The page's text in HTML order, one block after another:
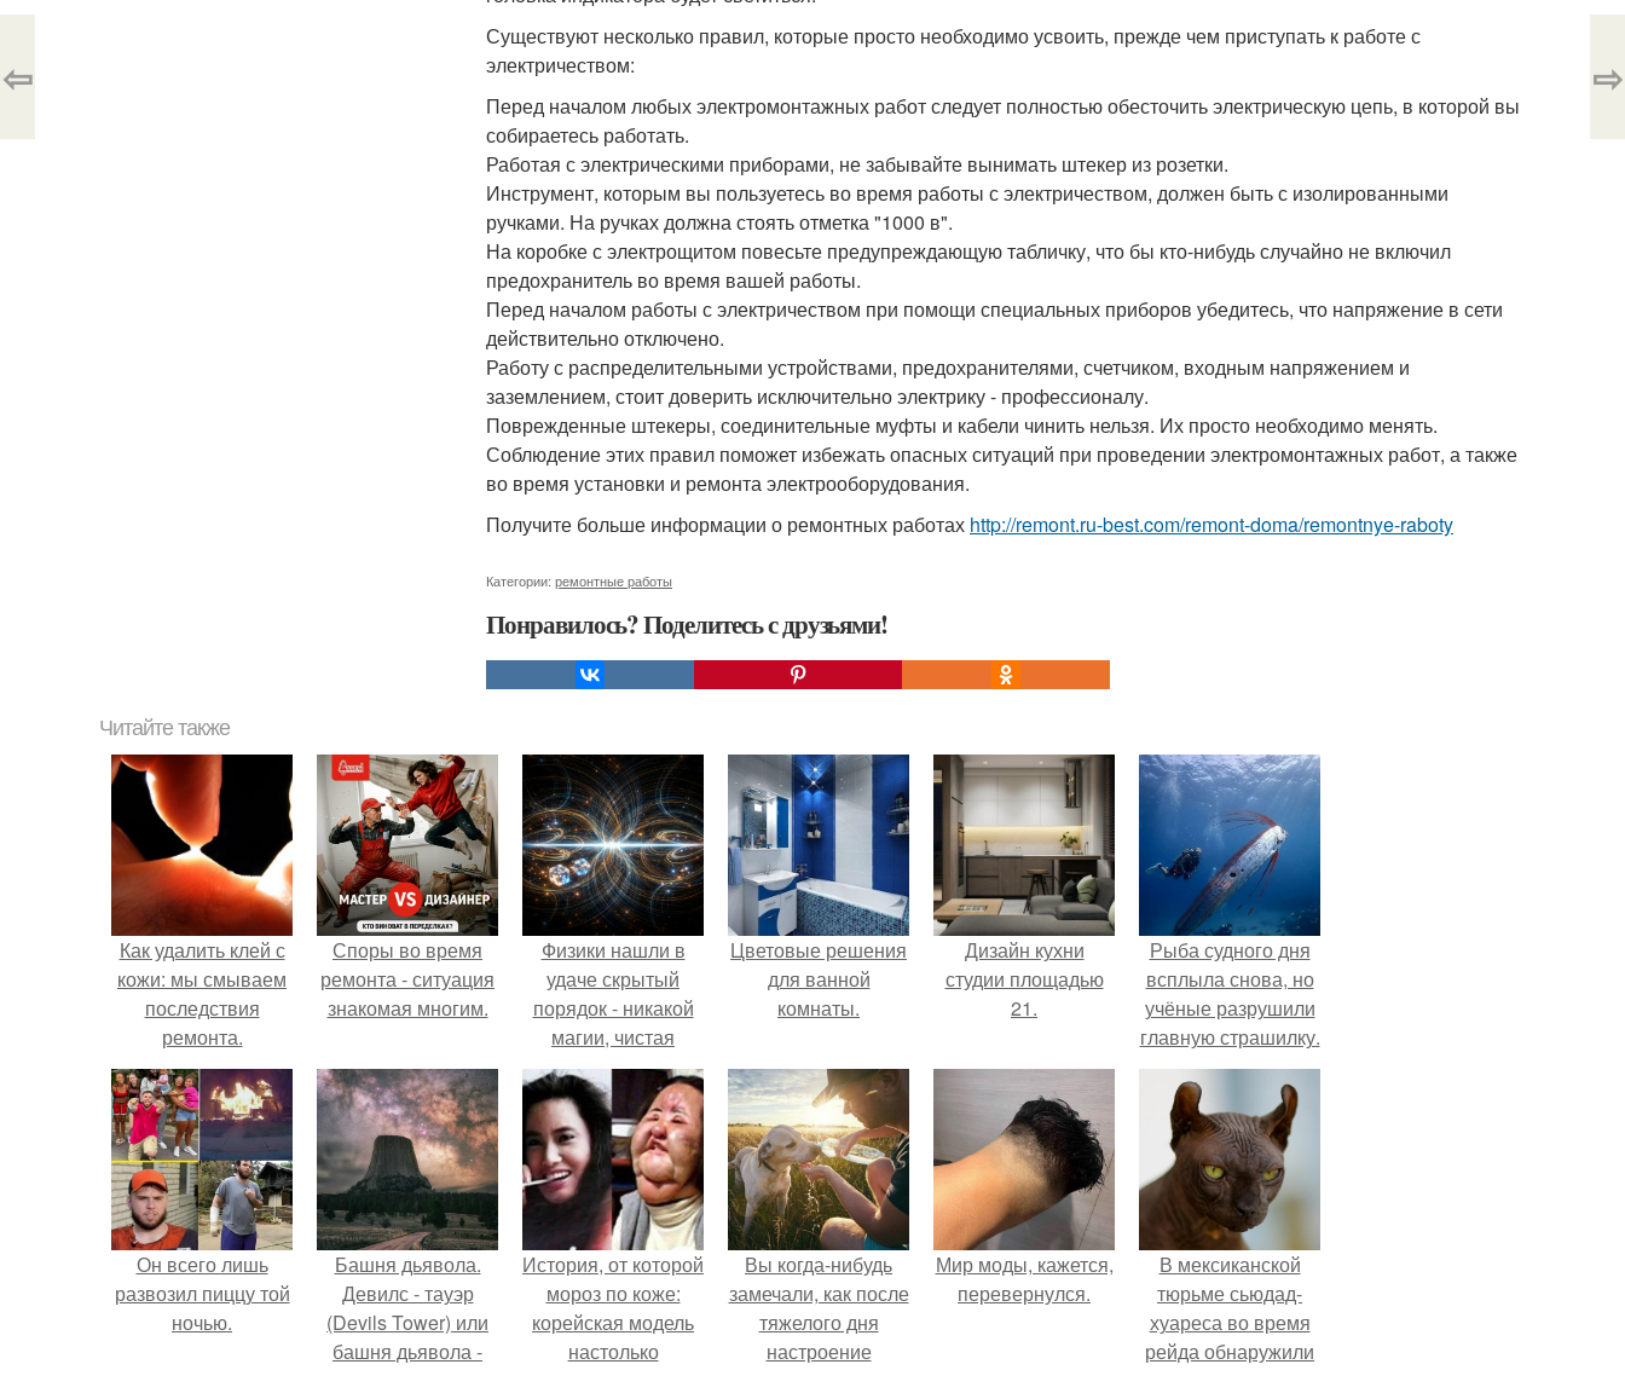
Существуют несколько правил, которые просто необходимо усвоить, прежде чем приступать к работе с
электричеством:
Перед началом любых электромонтажных работ следует полностью обесточить электрическую цепь, в которой вы
собираетесь работать.
Работая с электрическими приборами, не забывайте вынимать штекер из розетки.
Инструмент, которым вы пользуетесь во время работы с электричеством, должен быть с изолированными
ручками. На ручках должна стоять отметка "1000 в".
На коробке с электрощитом повесьте предупреждающую табличку, что бы кто-нибудь случайно не включил
предохранитель во время вашей работы.
Перед началом работы с электричеством при помощи специальных приборов убедитесь, что напряжение в сети
действительно отключено.
Работу с распределительными устройствами, предохранителями, счетчиком, входным напряжением и
заземлением, стоит доверить исключительно электрику - профессионалу.
Поврежденные штекеры, соединительные муфты и кабели чинить нельзя. Их просто необходимо менять.
Соблюдение этих правил поможет избежать опасных ситуаций при проведении электромонтажных работ, а также
во время установки и ремонта электрооборудования.
Получите больше информации о ремонтных работах http://remont.ru-best.com/remont-doma/remontnye-raboty
Категории: ремонтные работы
Понравилось? Поделитесь с друзьями!
⇦ ⇨
Читайте также
Как удалить клей с
кожи: мы смываем
последствия
ремонта.
Споры во время
ремонта - ситуация
знакомая многим.
Физики нашли в
удаче скрытый
порядок - никакой
магии, чистая
квантовая
механика.
Цветовые решения
для ванной
комнаты.
Дизайн кухни
студии площадью
21.
Рыба судного дня
всплыла снова, но
учёные разрушили
главную страшилку.
Он всего лишь
развозил пиццу той
ночью.
Башня дьявола.
Девилс - тауэр
(Devils Tower) или
башня дьявола -
История, от которой
мороз по коже:
корейская модель
настолько
Вы когда-нибудь
замечали, как после
тяжелого дня
настроение
Мир моды, кажется,
перевернулся.
В мексиканской
тюрьме сьюдад-
хуареса во время
рейда обнаружили